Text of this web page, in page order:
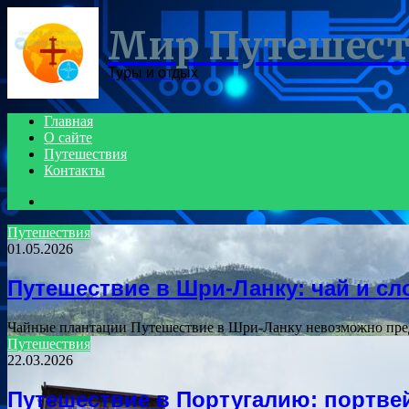
Мир
Туры и отдых
Главная
О сайте
Путешествия
Контакты
Путешествия
01.05.2026
Путешествие в Шри-Ланку: чай и
Чайные плантации Путешествие в Шри-Ланку невозможно
Путешествия
22.03.2026
Путешествие в Португалию: